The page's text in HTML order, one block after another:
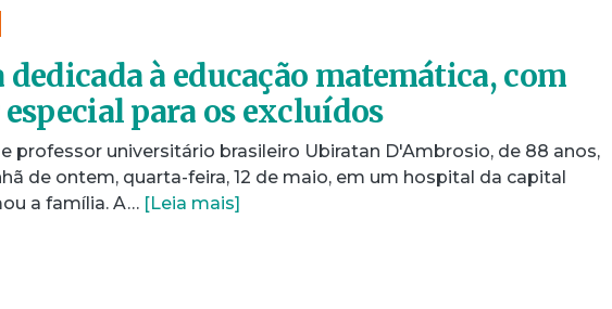
dedicada à educação matemática, com
para os excluídos
professor universitário brasileiro Ubiratan D'Ambrosio, de 88 anos,
de ontem, quarta-feira, 12 de maio, em um hospital da capital
a família. A… [Leia mais]